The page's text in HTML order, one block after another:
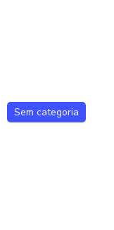
Sem categoria